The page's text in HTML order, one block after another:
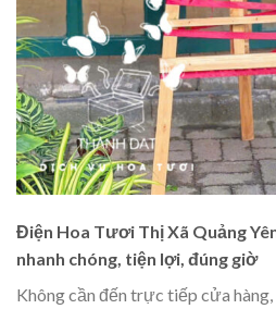
Điện Hoa Tươi Thị Xã Quảng
nhanh chóng, tiện lợi, đúng giờ
Không cần đến trực tiếp cửa